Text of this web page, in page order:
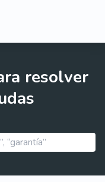
resolver